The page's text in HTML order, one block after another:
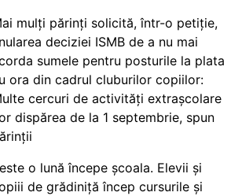
mulți părinți solicită, într-o petiție,
deciziei ISMB de a nu mai
sumele pentru posturile la plata
ora din cadrul cluburilor copiilor:
cercuri de activități extrașcolare
dispărea de la 1 septembrie, spun
o lună începe școala. Elevii și
de grădiniță încep cursurile și